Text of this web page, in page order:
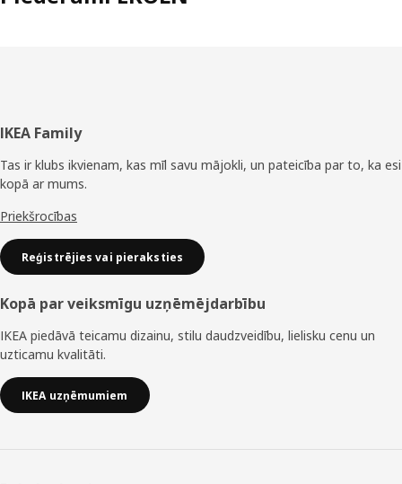
Kājene
IKEA Family
Tas ir klubs ikvienam, kas mīl savu mājokli, un pateicība par to, ka esi
kopā ar mums.
Priekšrocības
Reģistrējies vai pieraksties
Kopā par veiksmīgu uzņēmējdarbību
IKEA piedāvā teicamu dizainu, stilu daudzveidību, lielisku cenu un
uzticamu kvalitāti.
IKEA uzņēmumiem